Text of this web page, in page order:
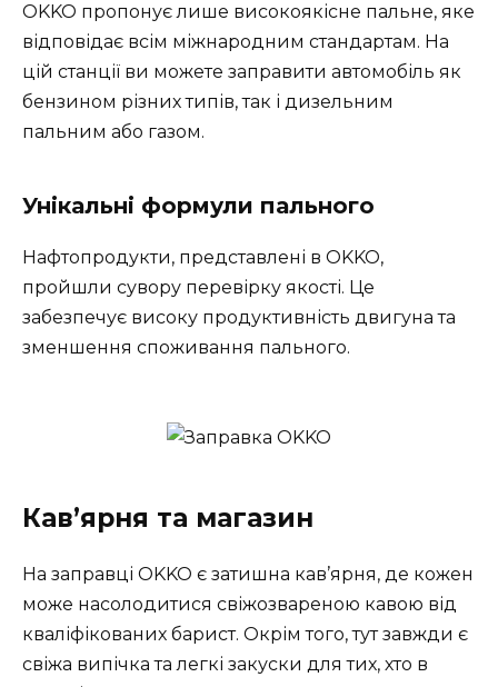
OKKO пропонує лише високоякісне пальне, яке
відповідає всім міжнародним стандартам. На
цій станції ви можете заправити автомобіль як
бензином різних типів, так і дизельним
пальним або газом.
Унікальні формули пального
Нафтопродукти, представлені в OKKO,
пройшли сувору перевірку якості. Це
забезпечує високу продуктивність двигуна та
зменшення споживання пального.
Кав’ярня та магазин
На заправці OKKO є затишна кав’ярня, де кожен
може насолодитися свіжозвареною кавою від
кваліфікованих барист. Окрім того, тут завжди є
свіжа випічка та легкі закуски для тих, хто в